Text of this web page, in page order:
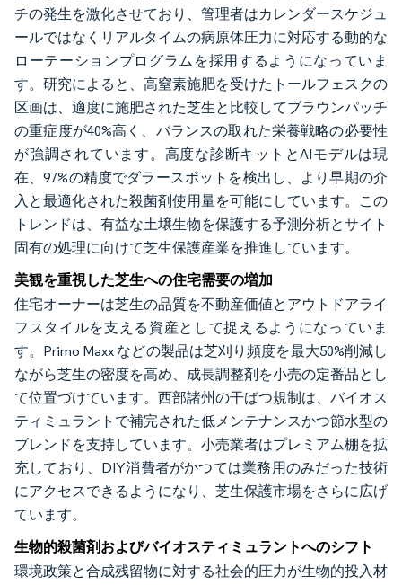
チの発生を激化させており、管理者はカレンダースケジュ
ールではなくリアルタイムの病原体圧力に対応する動的な
ローテーションプログラムを採用するようになっていま
す。研究によると、高窒素施肥を受けたトールフェスクの
区画は、適度に施肥された芝生と比較してブラウンパッチ
の重症度が40%高く、バランスの取れた栄養戦略の必要性
が強調されています。高度な診断キットとAIモデルは現
在、97%の精度でダラースポットを検出し、より早期の介
入と最適化された殺菌剤使用量を可能にしています。この
トレンドは、有益な土壌生物を保護する予測分析とサイト
固有の処理に向けて芝生保護産業を推進しています。
美観を重視した芝生への住宅需要の増加
住宅オーナーは芝生の品質を不動産価値とアウトドアライ
フスタイルを支える資産として捉えるようになっていま
す。Primo Maxx などの製品は芝刈り頻度を最大50%削減し
ながら芝生の密度を高め、成長調整剤を小売の定番品とし
て位置づけています。西部諸州の干ばつ規制は、バイオス
ティミュラントで補完された低メンテナンスかつ節水型の
ブレンドを支持しています。小売業者はプレミアム棚を拡
充しており、DIY消費者がかつては業務用のみだった技術
にアクセスできるようになり、芝生保護市場をさらに広げ
ています。
生物的殺菌剤およびバイオスティミュラントへのシフト
環境政策と合成残留物に対する社会的圧力が生物的投入材